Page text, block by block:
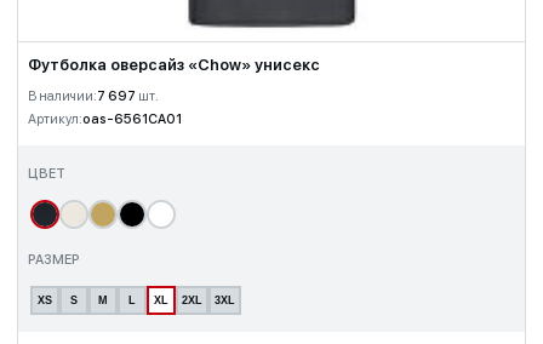
Футболка оверсайз «Chow» унисекс
В наличии:7 697 шт.
Артикул:oas-6561CA01
ЦВЕТ
РАЗМЕР
XS S M L XL 2XL 3XL